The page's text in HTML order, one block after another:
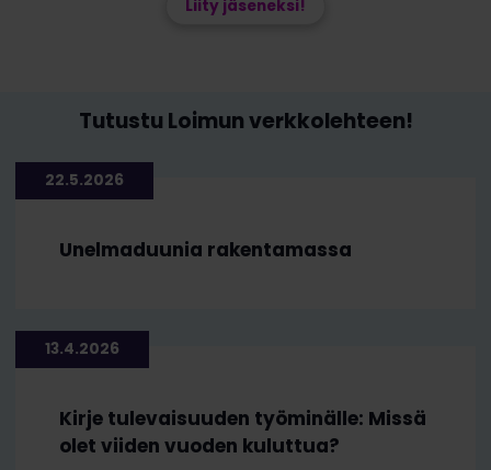
Liity jäseneksi!
Tutustu Loimun verkkolehteen!
22.5.2026
Unelmaduunia rakentamassa
13.4.2026
Kirje tulevaisuuden työminälle: Missä
olet viiden vuoden kuluttua?